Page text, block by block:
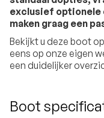
exclusief optionele
maken graag een
Bekijkt u deze boot
eens op onze eigen
een duidelijker
Boot